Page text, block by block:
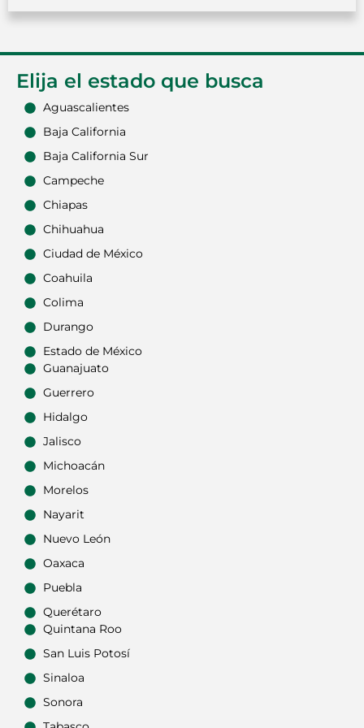
Elija el estado que busca
Aguascalientes
Baja California
Baja California Sur
Campeche
Chiapas
Chihuahua
Ciudad de México
Coahuila
Colima
Durango
Estado de México
Guanajuato
Guerrero
Hidalgo
Jalisco
Michoacán
Morelos
Nayarit
Nuevo León
Oaxaca
Puebla
Querétaro
Quintana Roo
San Luis Potosí
Sinaloa
Sonora